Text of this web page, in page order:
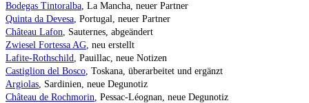
Bodegas Tintoralba, La Mancha, neuer Partner
Quinta da Devesa, Portugal, neuer Partner
Château Lafon, Sauternes, abgeändert
Zwiesel Fortessa AG, neu erstellt
Lafite-Rothschild, Pauillac, neue Notizen
Castiglion del Bosco, Toskana, überarbeitet und ergänzt
Argiolas, Sardinien, neue Degunotiz
Château de Rochmorin, Pessac-Léognan, neue Degunotiz